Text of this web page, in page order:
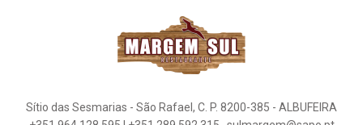
Sítio das Sesmarias - São Rafael, C. P. 8200-385 - ALBUFEIRA